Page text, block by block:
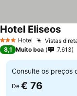
3 EstrelasHotel Vistas
Hotel Eliseos
8,1 Muito boa 7.613
Consulte os preços
De € 76